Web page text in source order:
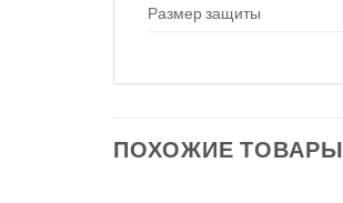
Размер защиты
ПОХОЖИЕ ТОВАРЫ